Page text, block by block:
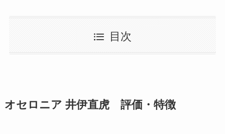
目次
オセロニア 井伊直虎 評価・特徴